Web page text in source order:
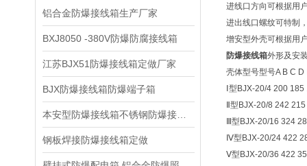
铝合金防爆接线箱生产厂家
BXJ8050 -380V防爆防腐接线箱
江苏BJX51防爆接线箱定做厂家
BJX防爆接线箱防爆端子箱
钢板焊接防爆接线箱定做
进线口方向可根据用
进出线口螺纹可特制
增安型外壳可根据用
防爆接线箱外形及安
壳体型号型号A B C
Ⅰ型BJX-20/4 200
Ⅱ型BJX-20/8 242
Ⅲ型BJX-20/16 324
Ⅳ型BJX-20/24 422
Ⅴ型BJX-20/36 422